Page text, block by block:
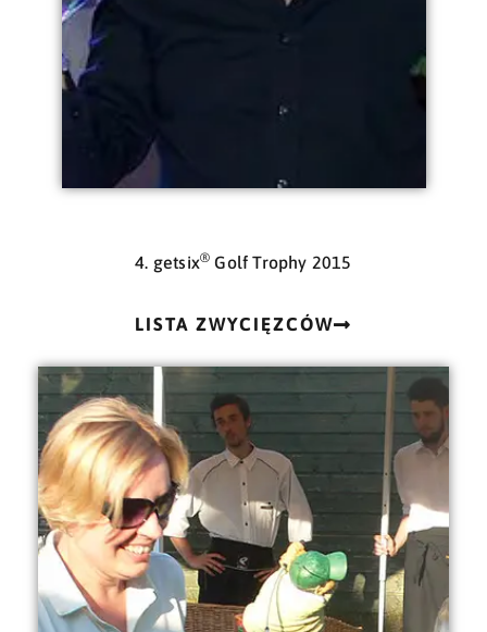
4. getsix® Golf Trophy 2015
LISTA ZWYCIĘZCÓW